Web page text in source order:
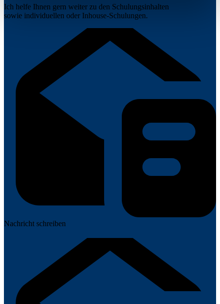
Ich helfe Ihnen gern weiter zu den Schulungsinhalten
sowie individuellen oder Inhouse-Schulungen.
Nachricht schreiben